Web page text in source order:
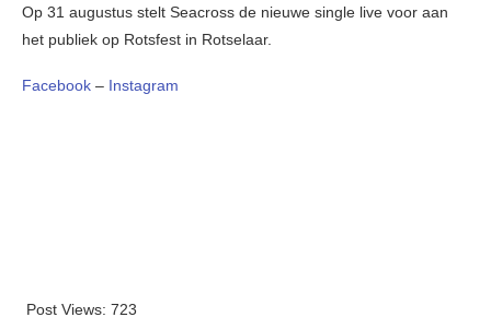
Op 31 augustus stelt Seacross de nieuwe single live voor aan
het publiek op Rotsfest in Rotselaar.
Facebook – Instagram
Post Views: 723